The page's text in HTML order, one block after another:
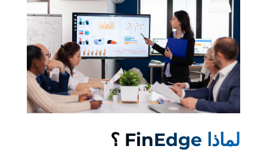
؟ FinEdge لماذا